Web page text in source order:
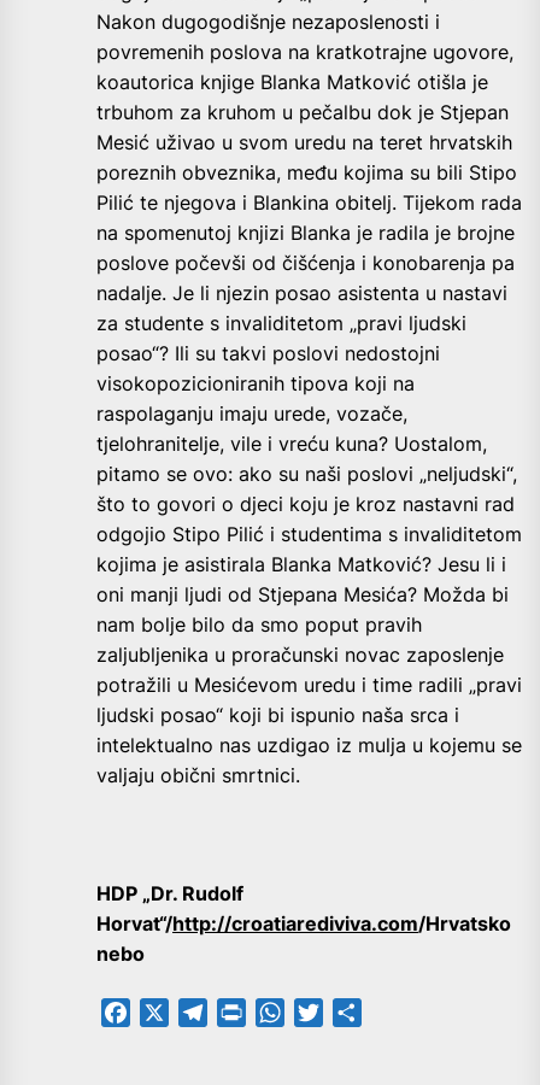
Nakon dugogodišnje nezaposlenosti i
povremenih poslova na kratkotrajne ugovore,
koautorica knjige Blanka Matković otišla je
trbuhom za kruhom u pečalbu dok je Stjepan
Mesić uživao u svom uredu na teret hrvatskih
poreznih obveznika, među kojima su bili Stipo
Pilić te njegova i Blankina obitelj. Tijekom rada
na spomenutoj knjizi Blanka je radila je brojne
poslove počevši od čišćenja i konobarenja pa
nadalje. Je li njezin posao asistenta u nastavi
za studente s invaliditetom „pravi ljudski
posao“? Ili su takvi poslovi nedostojni
visokopozicioniranih tipova koji na
raspolaganju imaju urede, vozače,
tjelohranitelje, vile i vreću kuna? Uostalom,
pitamo se ovo: ako su naši poslovi „neljudski“,
što to govori o djeci koju je kroz nastavni rad
odgojio Stipo Pilić i studentima s invaliditetom
kojima je asistirala Blanka Matković? Jesu li i
oni manji ljudi od Stjepana Mesića? Možda bi
nam bolje bilo da smo poput pravih
zaljubljenika u proračunski novac zaposlenje
potražili u Mesićevom uredu i time radili „pravi
ljudski posao“ koji bi ispunio naša srca i
intelektualno nas uzdigao iz mulja u kojemu se
valjaju obični smrtnici.
HDP „Dr. Rudolf
Horvat“/http://croatiarediviva.com/Hrvatsko
nebo
Facebook TelegramPrintFriendly
WhatsApp
Twitter